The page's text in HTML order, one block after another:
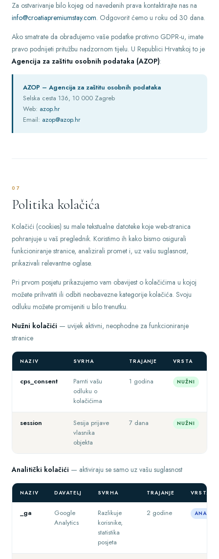
Za ostvarivanje bilo kojeg od navedenih prava kontaktirajte nas na
info@croatiapremiumstay.com. Odgovorit ćemo u roku od 30 dana.
Ako smatrate da obrađujemo vaše podatke protivno GDPR-u, imate
pravo podnijeti pritužbu nadzornom tijelu. U Republici Hrvatskoj to je
Agencija za zaštitu osobnih podataka (AZOP):
AZOP – Agencija za zaštitu osobnih podataka
Selska cesta 136, 10 000 Zagreb
Web: azop.hr
Email: azop@azop.hr
07
Politika kolačića
Kolačići (cookies) su male tekstualne datoteke koje web-stranica
pohranjuje u vaš preglednik. Koristimo ih kako bismo osigurali
funkcioniranje stranice, analizirali promet i, uz vašu suglasnost,
prikazivali relevantne oglase.
Pri prvom posjetu prikazujemo vam obavijest o kolačićima u kojoj
možete prihvatiti ili odbiti neobavezne kategorije kolačića. Svoju
odluku možete promijeniti u bilo trenutku.
Nužni kolačići — uvijek aktivni, neophodne za funkcioniranje
stranice
NAZIV SVRHA TRAJANJE VRSTA
cps_consent
Pamti vašu
odluku o
kolačićima
1 godina NUŽNI
session
Sesija prijave
vlasnika
objekta
7 dana NUŽNI
Analitički kolačići — aktiviraju se samo uz vašu suglasnost
NAZIV DAVATELJ SVRHA TRAJANJE VRSTA
_ga
Google
Analytics
Razlikuje
korisnike,
statistika
posjeta
2 godine